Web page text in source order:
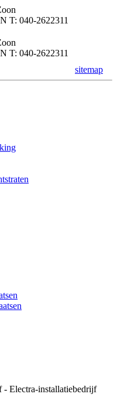
T: 040-2622311
T: 040-2622311
sitemap
- Electra-installatiebedrijf